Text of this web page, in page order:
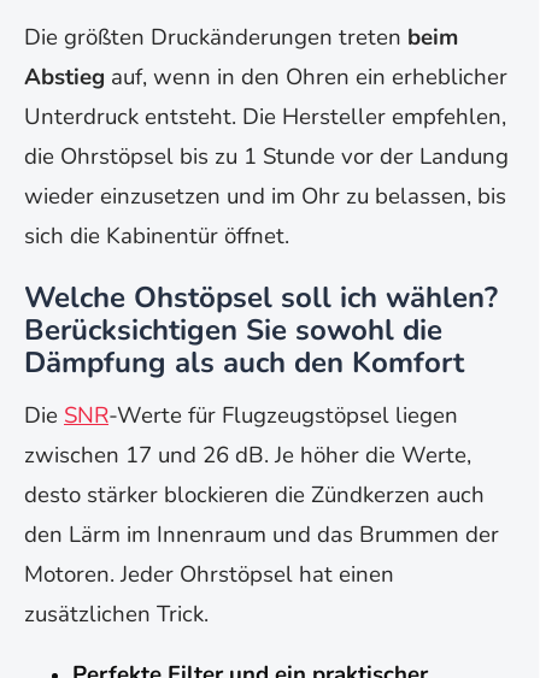
Die größten Druckänderungen treten beim
Abstieg auf, wenn in den Ohren ein erheblicher
Unterdruck entsteht. Die Hersteller empfehlen,
die Ohrstöpsel bis zu 1 Stunde vor der Landung
wieder einzusetzen und im Ohr zu belassen, bis
sich die Kabinentür öffnet.
Welche Ohstöpsel soll ich wählen?
Berücksichtigen Sie sowohl die
Dämpfung als auch den Komfort
Die SNR-Werte für Flugzeugstöpsel liegen
zwischen 17 und 26 dB. Je höher die Werte,
desto stärker blockieren die Zündkerzen auch
den Lärm im Innenraum und das Brummen der
Motoren. Jeder Ohrstöpsel hat einen
zusätzlichen Trick.